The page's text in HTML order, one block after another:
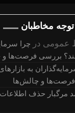
مخاطبان
عمومی در
چرا
بررسی فرصت‌ها و
به
و چالش‌ها
مرگبار حذف